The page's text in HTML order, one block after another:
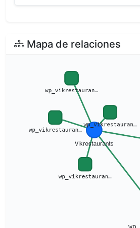
Mapa de relaciones